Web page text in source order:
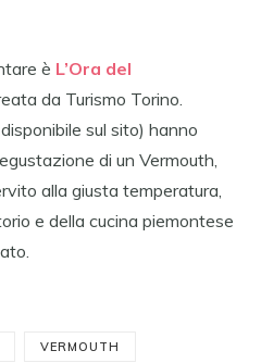
è L’Ora del
da Turismo Torino.
sul sito) hanno
di un Vermouth,
alla giusta temperatura,
e della cucina piemontese
VERMOUTH